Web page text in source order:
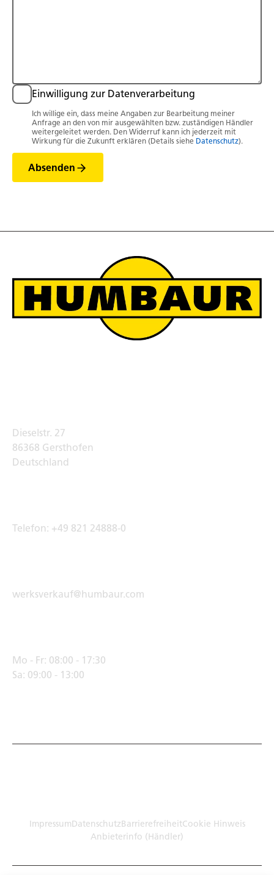
Einwilligung zur Datenverarbeitung
Ich willige ein, dass meine Angaben zur Bearbeitung meiner
Anfrage an den von mir ausgewählten bzw. zuständigen Händler
weitergeleitet werden. Den Widerruf kann ich jederzeit mit
Wirkung für die Zukunft erklären (Details siehe Datenschutz).
Absenden
Dieselstr. 27
86368 Gersthofen
Deutschland
Telefon: +49 821 24888-0
werksverkauf@humbaur.com
Mo - Fr: 08:00 - 17:30
Sa: 09:00 - 13:00
ImpressumDatenschutzBarrierefreiheitCookie Hinweis
Anbieterinfo (Händler)